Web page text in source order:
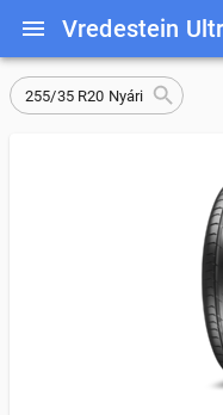
255/35 R20 Nyári